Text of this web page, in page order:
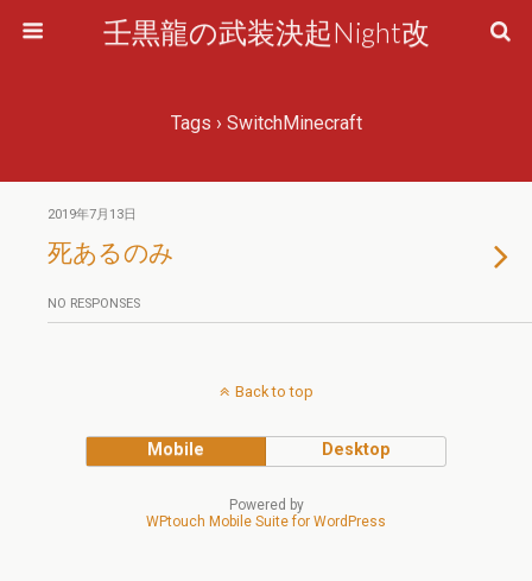
壬黒龍の武装決起Night改
Tags › SwitchMinecraft
2019年7月13日
死あるのみ
NO RESPONSES
Back to top
Mobile Desktop
Powered by
WPtouch Mobile Suite for WordPress